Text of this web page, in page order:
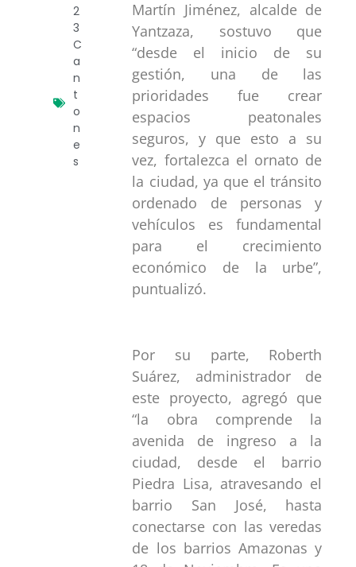
2
3
C
a
n
t
o
n
e
s
Martín Jiménez, alcalde de
Yantzaza, sostuvo que
“desde el inicio de su
gestión, una de las
prioridades fue crear
espacios peatonales
seguros, y que esto a su
vez, fortalezca el ornato de
la ciudad, ya que el tránsito
ordenado de personas y
vehículos es fundamental
para el crecimiento
económico de la urbe”,
puntualizó.
Por su parte, Roberth
Suárez, administrador de
este proyecto, agregó que
“la obra comprende la
avenida de ingreso a la
ciudad, desde el barrio
Piedra Lisa, atravesando el
barrio San José, hasta
conectarse con las veredas
de los barrios Amazonas y